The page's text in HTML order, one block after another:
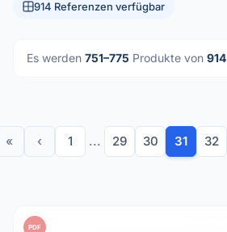
914 Referenzen verfügbar
Es werden 751–775 Produkte von 914
« ‹ 1 ... 29 30 31 32
PDF